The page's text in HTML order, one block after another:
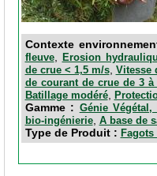
Contexte
fleuve, Erosion
de crue < 1,5 m/s, Vitesse
de courant de crue de 3 à
Batillage modéré,
Gamme : Génie
bio-ingénierie, A base de
Type de Produit :